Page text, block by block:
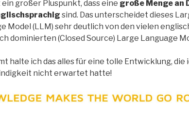
großer Pluspunkt, dass eine große Menge an
sind. Das unterscheidet dieses
Model (LLM) sehr deutlich von den vielen
dominierten (Closed Source) Large Language
halte ich das alles für eine tolle Entwicklung, die
nicht erwartet hatte!